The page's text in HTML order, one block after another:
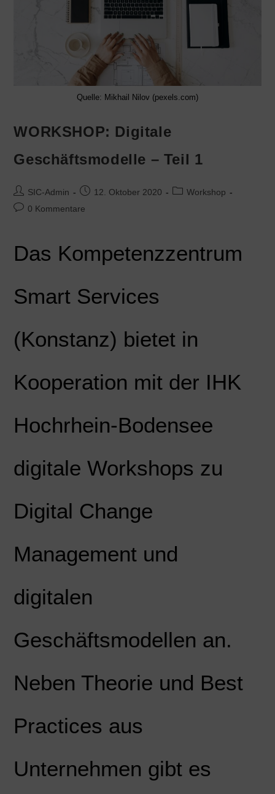
Quelle: Mikhail Nilov (pexels.com)
WORKSHOP: Digitale
Geschäftsmodelle – Teil 1
SIC-Admin 12. Oktober 2020
Workshop
0 Kommentare
Das Kompetenzzentrum
Smart Services
(Konstanz) bietet in
Kooperation mit der IHK
Hochrhein-Bodensee
digitale Workshops zu
Digital Change
Management und
digitalen
Geschäftsmodellen an.
Neben Theorie und Best
Practices aus
Unternehmen gibt es